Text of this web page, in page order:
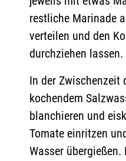
restliche Marinade
verteilen und den
durchziehen lassen.
In der Zwischenzeit
kochendem
blanchieren und
Tomate einritzen
Wasser übergießen.